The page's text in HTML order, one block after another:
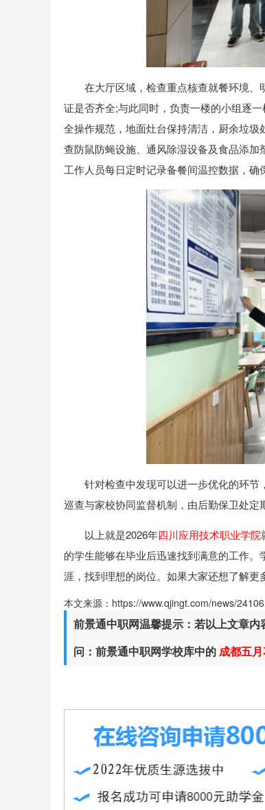
在大厅区域，检查重点核查就餐环境
证是否齐全;与此同时，负责一楼的小组逐
全操作规范，地面灶台保持清洁，厨余垃
查防鼠防蝇设施、通风除湿设备及食品添
工作人员每日定时记录备餐间温控数据，确
针对检查中发现可以进一步优化的环
巡查与家校协同监督机制，由后勤保卫处定
以上就是2026年四川应用技术职业学院
的学生能够在毕业后迅速找到满意的工作
涯，找到理想的岗位。如果大家还想了解更
本文来源：https://www.qjingt.com/news/
前景通中职网温馨提示：若以上文章
问：前景通中职网学校库中的成都五